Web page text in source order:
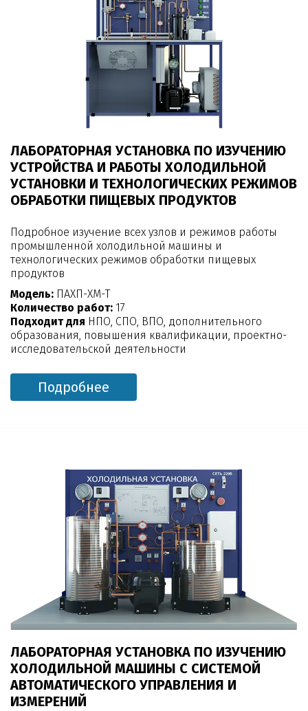
ЛАБОРАТОРНАЯ УСТАНОВКА ПО ИЗУЧЕНИЮ
УСТРОЙСТВА И РАБОТЫ ХОЛОДИЛЬНОЙ
УСТАНОВКИ И ТЕХНОЛОГИЧЕСКИХ РЕЖИМОВ
ОБРАБОТКИ ПИЩЕВЫХ ПРОДУКТОВ
Подробное изучение всех узлов и режимов работы
промышленной холодильной машины и
технологических режимов обработки пищевых
продуктов
Модель: ПАХП-ХМ-Т
Количество работ: 17
Подходит для НПО, СПО, ВПО, дополнительного
образования, повышения квалификации, проектно-
исследовательской деятельности
Подробнее
ЛАБОРАТОРНАЯ УСТАНОВКА ПО ИЗУЧЕНИЮ
ХОЛОДИЛЬНОЙ МАШИНЫ С СИСТЕМОЙ
АВТОМАТИЧЕСКОГО УПРАВЛЕНИЯ И
ИЗМЕРЕНИЙ